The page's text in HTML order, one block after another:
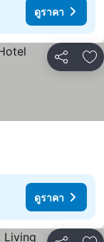
ดูราคา
แชร์ เ
ดูราคา